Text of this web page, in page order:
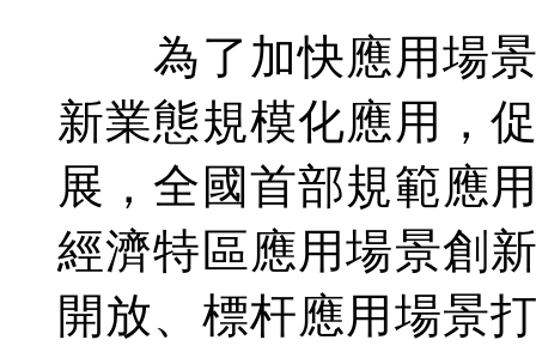
為了加快應用場景
新業態規模化應用，
展，全國首部規範應
經濟特區應用場景創
開放、標杆應用場景